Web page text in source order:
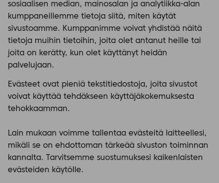
sosiaalisen median, mainosalan ja analytiikka-alan
kumppaneillemme tietoja siitä, miten käytät
sivustoamme. Kumppanimme voivat yhdistää näitä
tietoja muihin tietoihin, joita olet antanut heille tai
joita on kerätty, kun olet käyttänyt heidän
palvelujaan.
Evästeet ovat pieniä tekstitiedostoja, joita sivustot
voivat käyttää tehdäkseen käyttäjäkokemuksesta
tehokkaamman.
Lain mukaan voimme tallentaa evästeitä laitteellesi,
mikäli se on ehdottoman tärkeää sivuston toiminnan
kannalta. Tarvitsemme suostumuksesi kaikenlaisten
evästeiden käytölle.